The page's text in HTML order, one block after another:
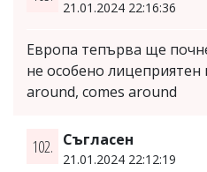
21.01.2024 22:16:36
Европа тепърва ще
не особено лицеприятен
around, comes around
102. Съгласен
21.01.2024 22:12:19